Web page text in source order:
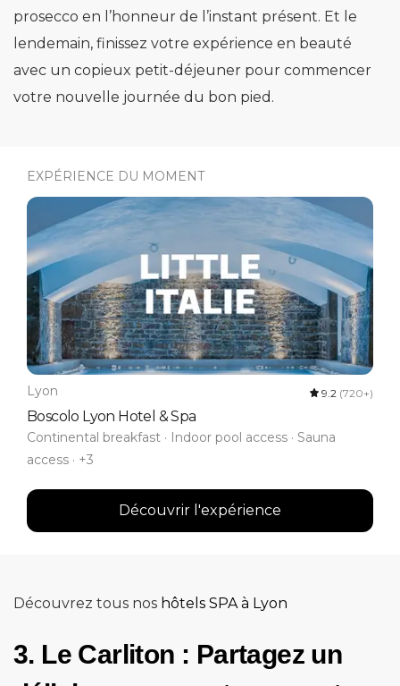
prosecco en l’honneur de l’instant présent. Et le
lendemain, finissez votre expérience en beauté
avec un copieux petit-déjeuner pour commencer
votre nouvelle journée du bon pied.
EXPÉRIENCE DU MOMENT
Lyon 9.2 (720+)
Boscolo Lyon Hotel & Spa
Continental breakfast · Indoor pool access · Sauna
access · +3
Découvrir l'expérience
Découvrez tous nos hôtels SPA à Lyon
3. Le Carliton : Partagez un